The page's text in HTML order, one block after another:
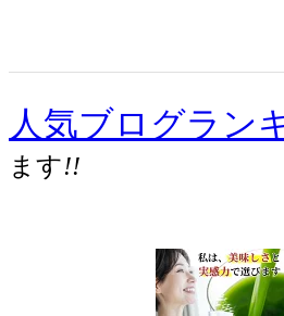
人気ブログラン
ます!!